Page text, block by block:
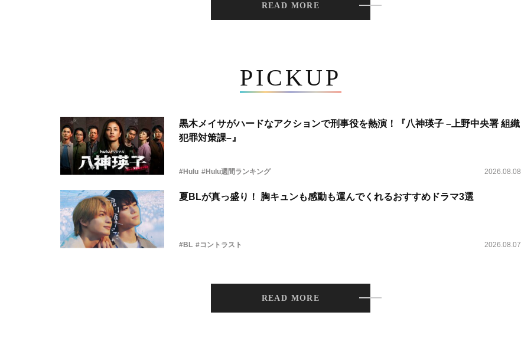
READ MORE
PICKUP
黒木メイサがハードなアクションで刑事役を熱演！『八神瑛子 –上野中央署 組織
犯罪対策課–』
#Hulu #Hulu週間ランキング 2026.08.08
夏BLが真っ盛り！ 胸キュンも感動も運んでくれるおすすめドラマ3選
#BL #コントラスト 2026.08.07
READ MORE